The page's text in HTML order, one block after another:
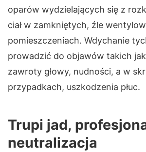
oparów wydzielających się z
ciał w zamkniętych, źle
pomieszczeniach. Wdychanie
prowadzić do objawów takich jak
zawroty głowy, nudności, a w
przypadkach, uszkodzenia płuc.
Trupi jad,
neutralizacja